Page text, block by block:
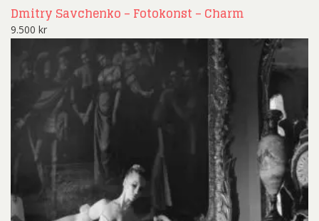
Dmitry Savchenko – Fotokonst – Charm
9.500 kr